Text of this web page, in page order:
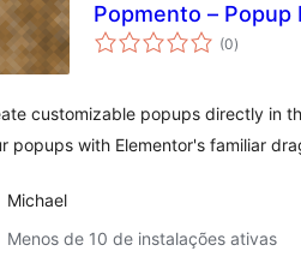
Popmento –
(0total
de
)
customizable popups directly in
popups with Elementor's familiar
Michael
Menos de 10 de instalações ativas